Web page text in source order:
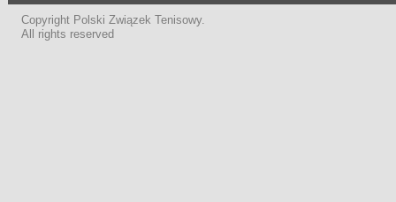
Copyright Polski Związek Tenisowy.
All rights reserved